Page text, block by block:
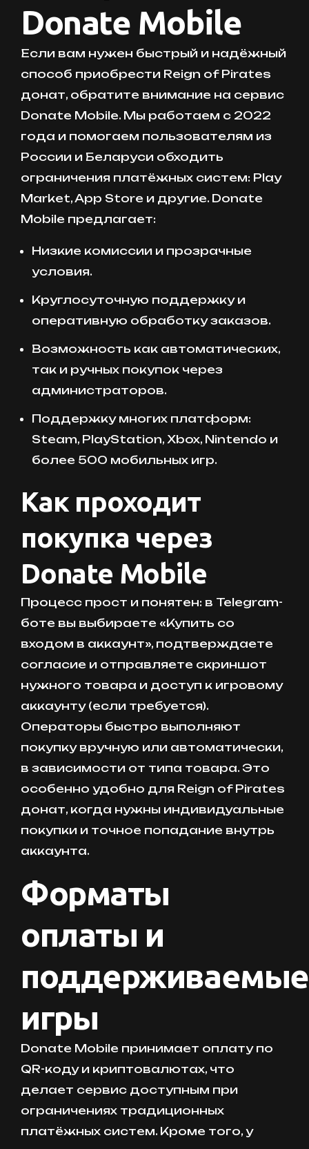
Donate Mobile
Если вам нужен быстрый и надёжный
способ приобрести Reign of Pirates
донат, обратите внимание на сервис
Donate Mobile. Мы работаем с 2022
года и помогаем пользователям из
России и Беларуси обходить
ограничения платёжных систем: Play
Market, App Store и другие. Donate
Mobile предлагает:
Низкие комиссии и прозрачные
условия.
Круглосуточную поддержку и
оперативную обработку заказов.
Возможность как автоматических,
так и ручных покупок через
администраторов.
Поддержку многих платформ:
Steam, PlayStation, Xbox, Nintendo и
более 500 мобильных игр.
Как проходит
покупка через
Donate Mobile
Процесс прост и понятен: в Telegram-
боте вы выбираете «Купить со
входом в аккаунт», подтверждаете
согласие и отправляете скриншот
нужного товара и доступ к игровому
аккаунту (если требуется).
Операторы быстро выполняют
покупку вручную или автоматически,
в зависимости от типа товара. Это
особенно удобно для Reign of Pirates
донат, когда нужны индивидуальные
покупки и точное попадание внутрь
аккаунта.
Форматы
оплаты и
поддерживаемые
игры
Donate Mobile принимает оплату по
QR-коду и криптовалютах, что
делает сервис доступным при
ограничениях традиционных
платёжных систем. Кроме того, у